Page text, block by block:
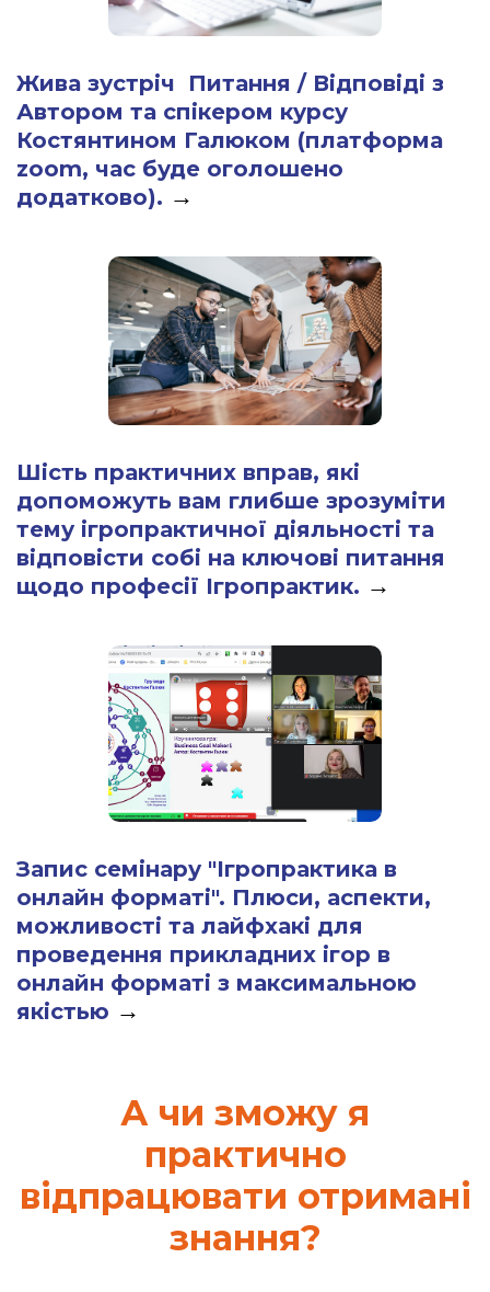
Жива зустріч Питання / Відповіді з
Автором та спікером курсу
Костянтином Галюком (платформа
zoom, час буде оголошено
додатково). →
Шість практичних вправ, які
допоможуть вам глибше зрозуміти
тему ігропрактичної діяльності та
відповісти собі на ключові питання
щодо професії Ігропрактик. →
Запис семінару "Ігропрактика в
онлайн форматі". Плюси, аспекти,
можливості та лайфхакі для
проведення прикладних ігор в
онлайн форматі з максимальною
якістью →
А чи зможу я
практично
відпрацювати отримані
знання?